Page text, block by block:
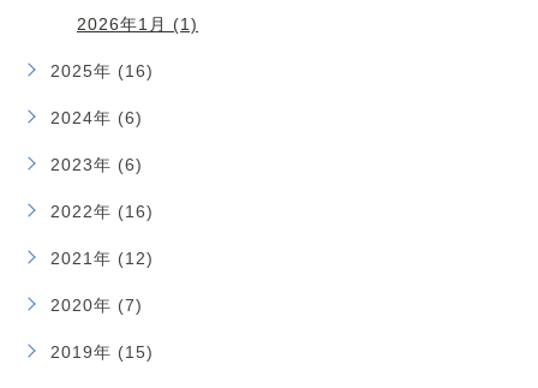
2026年1月 (1)
2025年 (16)
2024年 (6)
2023年 (6)
2022年 (16)
2021年 (12)
2020年 (7)
2019年 (15)